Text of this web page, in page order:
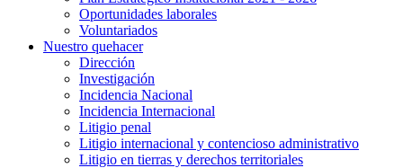
Oportunidades laborales
Voluntariados
Nuestro quehacer
Dirección
Investigación
Incidencia Nacional
Incidencia Internacional
Litigio penal
Litigio internacional y contencioso administrativo
Litigio en tierras y derechos territoriales